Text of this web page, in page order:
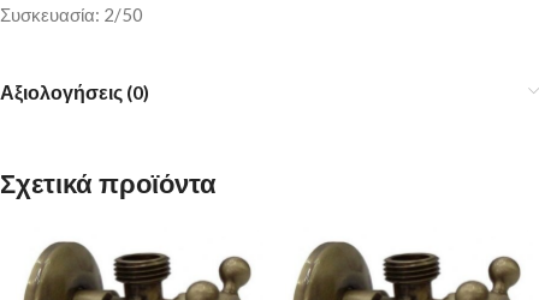
Συσκευασία: 2/50
Αξιολογήσεις (0)
Σχετικά προϊόντα